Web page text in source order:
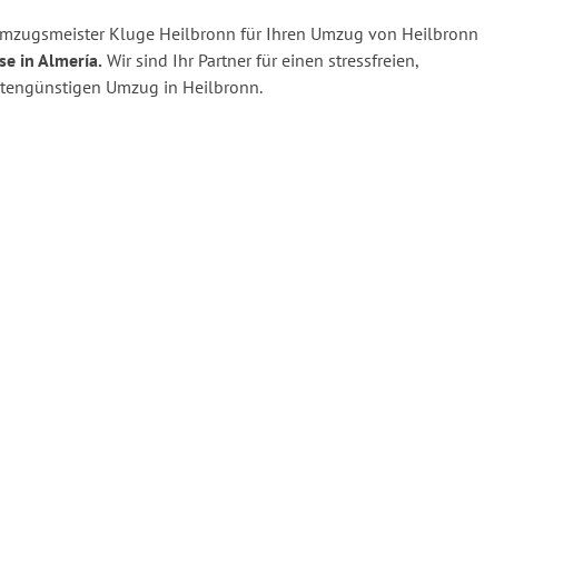
Kluge Heilbronn für Ihren Umzug von Heilbronn
in Almería. Wir sind Ihr Partner für einen stressfreien,
Umzug in Heilbronn.